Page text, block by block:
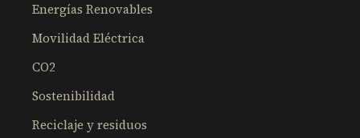
Energías Renovables
Movilidad Eléctrica
CO2
Sostenibilidad
Reciclaje y residuos